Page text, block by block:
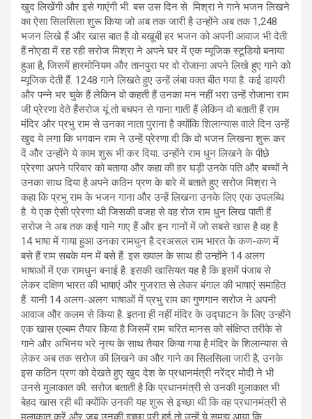
खुद लिखेंगी और इसे गाएंगी भी. बस उस दिन से मिश्रा ने गाने भजन लिखने
का ऐसा सिलसिला शुरू किया जो अब तक जारी है उन्होंने अब तक 1,248
भजन लिखे हैं और खास बात है वो बखूबी हर भजन को अपनी आवाज भी देती
हैं.नोएडा में रह रही सरोज मिश्रा ने अपने घर में एक म्यूजिक स्टूडियो बनाया
हुआ है, जिसमें हारमोनियम और तानपुरा पर वो रोजाना अपने लिखे हुए गाने को
म्यूजिक देती हैं. 1248 गाने लिखते हुए उन्हें लंबा वक्त बीत गया है. कई डायरी
और पन्ने भर चुके हैं लेकिन वो कहती हैं उनका मन नहीं भरा उन्हें रोजाना राम
जी प्रेरणा देते हैंसरोज यूं तो बचपन से गाना गाती हैं लेकिन वो बताती हैं राम
मंदिर और प्रभु राम से उनका नाता पुराना है क्योंकि शिलान्यास वाले दिन उन्हें
खुद ये लगा कि भगवान राम ने उन्हें प्रेरणा दी कि वो भजन लिखना शुरू कर
दें और उन्होंने ये काम शुरू भी कर दिया. उन्होंने राम धुन लिखने के पीछे
प्रेरणा अपने परिवार को बताया और कहा की हर घड़ी उनके पति और बच्चों ने
उनका साथ दिया है.अपने कठिन प्रण के बारे में बताते हुए सरोज मिश्रा ने
कहा कि प्रभु राम के भजन गाना और उन्हें लिखना उनके लिए एक उपलब्धि
है. ये एक ऐसी प्रेरणा थी जिसकी वजह से वह रोज राम धुन लिख पाती हैं.
सरोज ने अब तक कई गाने गाए हैं और इन गानों में जो सबसे खास है वह है
14 भाषा में गाया हुआ उनका रामधुन है.दरअसल राम भारत के कण-कण में
बसे हैं राम सबके मन में बसे हैं. इस ख्याल के साथ ही उन्होंने 14 अलग
भाषाओं में एक रामधुन बनाई है. इसकी खासियत यह है कि इसमें पंजाब से
लेकर दक्षिण भारत की भाषाएं और गुजरात से लेकर बंगाल की भाषाएं समाहित
हैं. यानी 14 अलग-अलग भाषाओं में प्रभु राम का गुणगान सरोज ने अपनी
आवाज और कलम से किया है. इतना ही नहीं मंदिर के उद्घाटन के लिए उन्होंने
एक खास एल्बम तैयार किया है जिसमें राम चरित मानस को संक्षिप्त तरीके से
गाने और अभिनय भरे नृत्य के साथ तैयार किया गया है.मंदिर के शिलान्यास से
लेकर अब तक सरोज की लिखने का और गाने का सिलसिला जारी है, उनके
इस कठिन प्रण को देखते हुए खुद देश के प्रधानमंत्री नरेंद्र मोदी ने भी
उनसे मुलाकात की. सरोज बताती है कि प्रधानमंत्री से उनकी मुलाकात भी
बेहद खास रही थी क्योंकि उनकी यह शुरू से इच्छा थी कि वह प्रधानमंत्री से